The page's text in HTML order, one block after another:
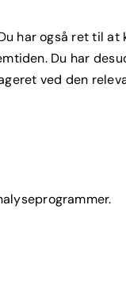
har også ret til
Du har
ved den